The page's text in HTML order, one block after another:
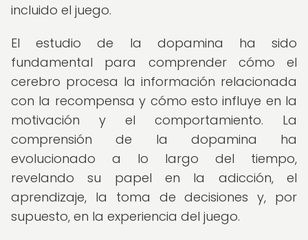
incluido el juego.
El estudio de la dopamina ha sido
fundamental para comprender cómo el
cerebro procesa la información relacionada
con la recompensa y cómo esto influye en la
motivación y el comportamiento. La
comprensión de la dopamina ha
evolucionado a lo largo del tiempo,
revelando su papel en la adicción, el
aprendizaje, la toma de decisiones y, por
supuesto, en la experiencia del juego.